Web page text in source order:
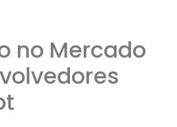
no Mercado